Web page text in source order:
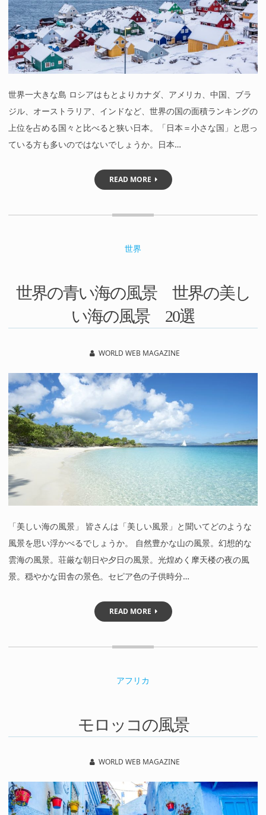
世界一大きな島 ロシアはもとよりカナダ、アメリカ、中国、ブラ
ジル、オーストラリア、インドなど、世界の国の面積ランキングの
上位を占める国々と比べると狭い日本。「日本＝小さな国」と思っ
ている方も多いのではないでしょうか。日本…
READ MORE
世界
世界の青い海の風景 世界の美し
い海の風景 20選
WORLD WEB MAGAZINE
「美しい海の風景」 皆さんは「美しい風景」と聞いてどのような
風景を思い浮かべるでしょうか。 自然豊かな山の風景。幻想的な
雲海の風景。荘厳な朝日や夕日の風景。光煌めく摩天楼の夜の風
景。穏やかな田舎の景色。セピア色の子供時分…
READ MORE
アフリカ
モロッコの風景
WORLD WEB MAGAZINE